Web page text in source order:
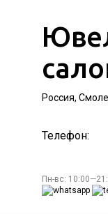
Россия,
Телефон:
Пн-вс: